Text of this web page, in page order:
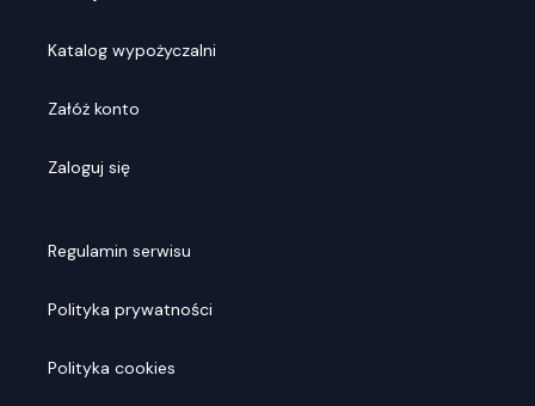
Katalog wypożyczalni
Załóż konto
Zaloguj się
Regulamin serwisu
Polityka prywatności
Polityka cookies